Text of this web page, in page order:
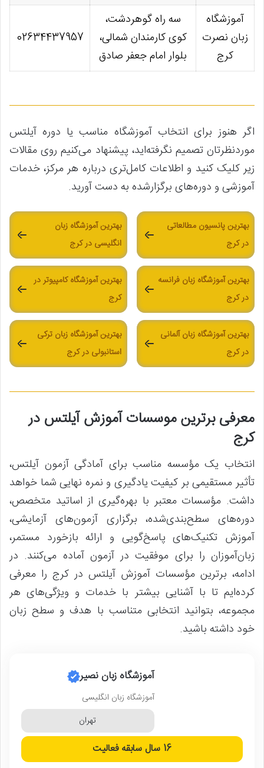
آموزشگاه
زبان نصرت
کرج
سه راه گوهردشت،
کوی کارمندان شمالی،
بلوار امام جعفر صادق
02634437957
اگر هنوز برای انتخاب آموزشگاه مناسب یا دوره آیلتس
موردنظرتان تصمیم نگرفته‌اید، پیشنهاد می‌کنیم روی مقالات
زیر کلیک کنید و اطلاعات کامل‌تری درباره هر مرکز، خدمات
آموزشی و دوره‌های برگزارشده به دست آورید.
بهترین پانسیون مطالعاتی
در کرج
بهترین آموزشگاه زبان
انگلیسی در کرج
بهترین آموزشگاه زبان فرانسه
در کرج
بهترین آموزشگاه کامپیوتر در
کرج
بهترین آموزشگاه زبان آلمانی
در کرج
بهترین آموزشگاه زبان ترکی
استانبولی در کرج
معرفی برترین موسسات آموزش آیلتس در
کرج
انتخاب یک مؤسسه مناسب برای آمادگی آزمون آیلتس،
تأثیر مستقیمی بر کیفیت یادگیری و نمره نهایی شما خواهد
داشت. مؤسسات معتبر با بهره‌گیری از اساتید متخصص،
دوره‌های سطح‌بندی‌شده، برگزاری آزمون‌های آزمایشی،
آموزش تکنیک‌های پاسخ‌گویی و ارائه بازخورد مستمر،
زبان‌آموزان را برای موفقیت در آزمون آماده می‌کنند. در
ادامه، برترین مؤسسات آموزش آیلتس در کرج را معرفی
کرده‌ایم تا با آشنایی بیشتر با خدمات و ویژگی‌های هر
مجموعه، بتوانید انتخابی متناسب با هدف و سطح زبان
خود داشته باشید.
آموزشگاه زبان نصیر
آموزشگاه زبان انگلیسی
تهران
16 سال سابقه فعالیت